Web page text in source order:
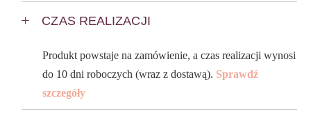
CZAS REALIZACJI
Produkt powstaje na zamówienie, a czas realizacji wynosi
do 10 dni roboczych (wraz z dostawą). Sprawdź
szczegóły